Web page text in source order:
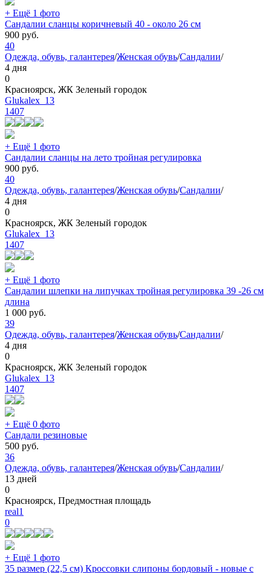
+ Ещё 1 фото
Сандалии сланцы коричневый 40 - около 26 см
900 руб.
40
Одежда, обувь, галантерея/Женская обувь/Сандалии/
4 дня
0
Красноярск, ЖК Зеленый городок
Glukalex_13
1407
+ Ещё 1 фото
Сандалии сланцы на лето тройная регулировка
900 руб.
40
Одежда, обувь, галантерея/Женская обувь/Сандалии/
4 дня
0
Красноярск, ЖК Зеленый городок
Glukalex_13
1407
+ Ещё 1 фото
Сандалии шлепки на липучках тройная регулировка 39 -26 см
длина
1 000 руб.
39
Одежда, обувь, галантерея/Женская обувь/Сандалии/
4 дня
0
Красноярск, ЖК Зеленый городок
Glukalex_13
1407
+ Ещё 0 фото
Сандали резиновые
500 руб.
36
Одежда, обувь, галантерея/Женская обувь/Сандалии/
13 дней
0
Красноярск, Предмостная площадь
real1
0
+ Ещё 1 фото
35 размер (22,5 см) Кроссовки слипоны бордовый - новые с